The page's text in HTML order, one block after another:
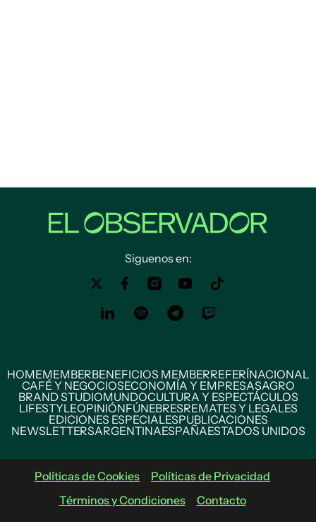
Siguenos en:
HOMEMEMBERBENEFICIOS MEMBERREFERÍNACIONAL
CAFÉ Y NEGOCIOSECONOMÍA Y EMPRESASAGRO
BRAND STUDIOMUNDOCULTURA Y ESPECTÁCULOS
LIFESTYLEOPINIÓNFÚNEBRESREMATES Y LEGALES
EDICIONES ESPECIALESPUBLICACIONES
NEWSLETTERSARGENTINAESPAÑAESTADOS UNIDOS
Políticas de Cookies
Políticas de Privacidad
Términos y Condiciones
Contacto